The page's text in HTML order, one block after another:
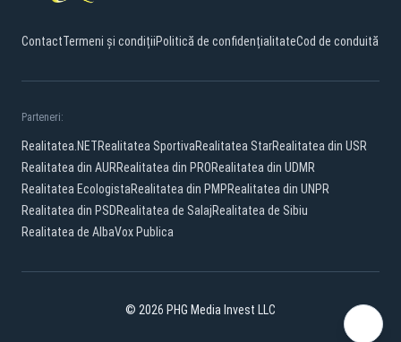
ContactTermeni și condițiiPolitică de confidențialitateCod de conduită
Parteneri:
Realitatea.NETRealitatea SportivaRealitatea StarRealitatea din USR
Realitatea din AURRealitatea din PRORealitatea din UDMR
Realitatea EcologistaRealitatea din PMPRealitatea din UNPR
Realitatea din PSDRealitatea de SalajRealitatea de Sibiu
Realitatea de AlbaVox Publica
© 2026 PHG Media Invest LLC